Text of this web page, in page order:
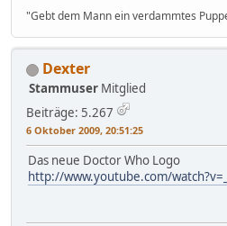
"Gebt dem Mann ein verdammtes
Dexter
Stammuser Mitglied
Beiträge: 5.267
6 Oktober 2009, 20:51:25
Das neue Doctor Who Logo
http://www.youtube.com/